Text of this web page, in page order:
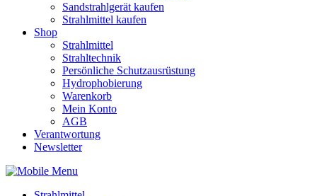
Sandstrahlgerät kaufen
Strahlmittel kaufen
Shop
Strahlmittel
Strahltechnik
Persönliche Schutzausrüstung
Hydrophobierung
Warenkorb
Mein Konto
AGB
Verantwortung
Newsletter